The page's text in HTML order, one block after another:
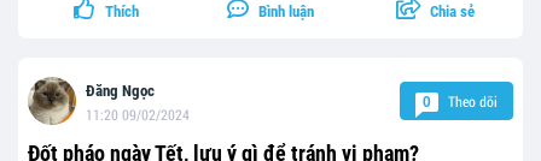
Thích Bình luận Chia sẻ
Đăng Ngọc
11:20 09/02/2024
0 Theo dõi
Đốt pháo ngày Tết, lưu ý gì để tránh vi phạm?